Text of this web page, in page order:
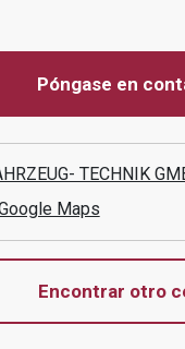
Póngase en
TECHNIK
Maps
Encontrar otro